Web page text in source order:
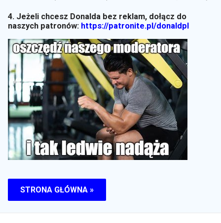
4. Jeżeli chcesz Donalda bez reklam, dołącz do
naszych patronów: https://patronite.pl/donaldpl
STRONA GŁÓWNA »